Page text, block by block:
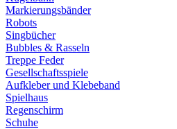
Markierungsbänder
Robots
Singbücher
Bubbles & Rasseln
Treppe Feder
Gesellschaftsspiele
Aufkleber und Klebeband
Spielhaus
Regenschirm
Schuhe